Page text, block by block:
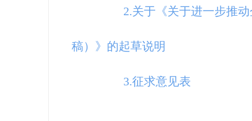
2.关于《关于进一步推
稿）》的起草说明
3.征求意见表